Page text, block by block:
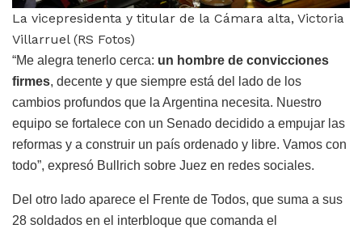
La vicepresidenta y titular de la Cámara alta, Victoria
Villarruel (RS Fotos)
“Me alegra tenerlo cerca: un hombre de convicciones
firmes, decente y que siempre está del lado de los
cambios profundos que la Argentina necesita. Nuestro
equipo se fortalece con un Senado decidido a empujar las
reformas y a construir un país ordenado y libre. Vamos con
todo”, expresó Bullrich sobre Juez en redes sociales.
Del otro lado aparece el Frente de Todos, que suma a sus
28 soldados en el interbloque que comanda el